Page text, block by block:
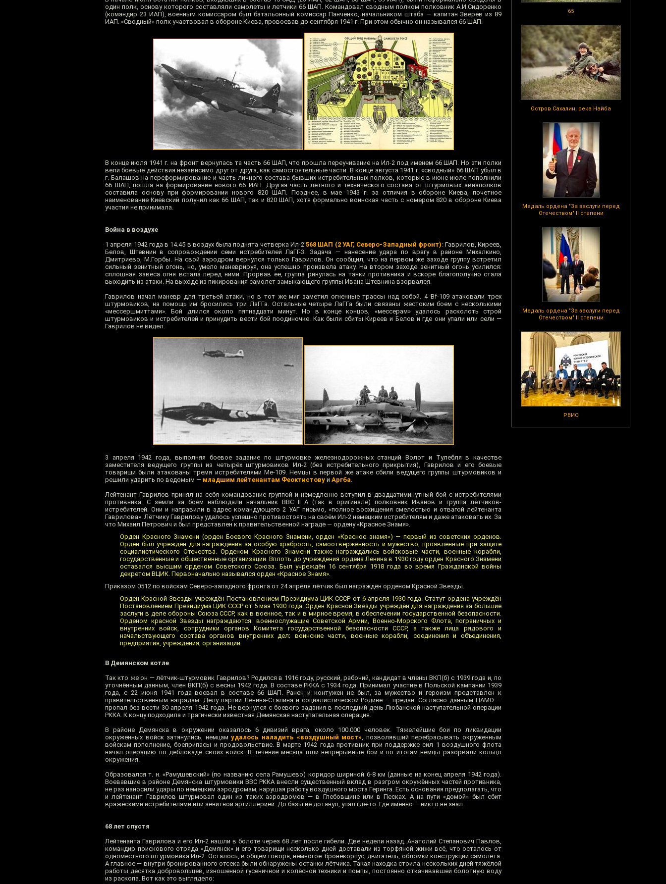
65
Остров Сахалин, река Найба
Медаль ордена "За заслуги перед
Отечеством" II степени
Медаль ордена "За заслуги перед
Отечеством" II степени
РВИО
один полк, основу которого составляли самолеты и летчики 66 ШАП. Командовал сводным полком полковник А.И.Сидоренко
(командир 23 ИАП), военным комиссаром был батальонный комиссар Панченко, начальником штаба — капитан Зверев из 89
ИАП. «Сводный» полк участвовал в обороне Киева, провоевав до сентября 1941 г. При этом обычно он назывался 66 ШАП.
В конце июля 1941 г. на фронт вернулась та часть 66 ШАП, что прошла переучивание на Ил-2 под именем 66 ШАП. Но эти полки
вели боевые действия независимо друг от друга, как самостоятельные части. В конце августа 1941 г. «сводный» 66 ШАП убыл в
г. Балашов на переформирование и часть личного состава бывших истребительных полков, которые в июне-июле пополнили
66 ШАП, пошла на формирование нового 66 ИАП. Другая часть летного и технического состава от штурмовых авиаполков
составила основу при формировании нового 820 ШАП. Позднее, в мае 1943 г. за отличия в обороне Киева, почетное
наименование Киевский получил как 66 ШАП, так и 820 ШАП, хотя формально воинская часть с номером 820 в обороне Киева
участия не принимала.
Война в воздухе
1 апреля 1942 года в 14.45 в воздух была поднята четверка Ил-2568 ШАП (2 УАГ, Северо-Западный фронт) : Гаврилов, Киреев,
Белов, Штевнин в сопровождении семи истребителей ЛаГГ-3. Задача — нанесение удара по врагу в районе Михалкино,
Дмитриево, М.Горбы. На свой аэродром вернулся только Гаврилов. Он сообщил, что на первом же заходе группу встретил
сильный зенитный огонь, но, умело маневрируя, она успешно произвела атаку. На втором заходе зенитный огонь усилился:
сплошная завеса огня встала перед ними. Прорвав ее, группа ринулась на танки противника и вскоре благополучно стала
выходить из атаки. На выходе из пикирования самолет замыкающего группы Ивана Штевнина взорвался.
Гаврилов начал маневр для третьей атаки, но в тот же миг заметил огненные трассы над собой. 4 Bf-109 атаковали трех
штурмовиков, на помощь им бросились три ЛаГГа. Остальные четыре ЛаГГа были связаны жестоким боем с несколькими
«мессершмиттами». Бой длился около пятнадцати минут. Но в конце концов, «мессерам» удалось расколоть строй
штурмовиков и истребителей и принудить вести бой поодиночке. Как были сбиты Киреев и Белов и где они упали или сели —
Гаврилов не видел.
3 апреля 1942 года, выполняя боевое задание по штурмовке железнодорожных станций Волот и Тулебля в качестве
заместителя ведущего группы из четырёх штурмовиков Ил-2 (без истребительного прикрытия), Гаврилов и его боевые
товарищи были атакованы тремя истребителями Me-109. Немцы в первой же атаке сбили ведущего группы штурмовиков и
решили ударить по ведомым — младшим лейтенантам Феоктистову и Аргба.
Лейтенант Гаврилов принял на себя командование группой и немедленно вступил в двадцатиминутный бой с истребителями
противника. С земли за боем наблюдали начальник ВВС II A (так в оригинале) полковник Иванов и группа лётчиков-
истребителей. Они и направили в адрес командующего 2 УАГ письмо, «полное восхищения смелостью и отвагой лейтенанта
Гаврилова». Лётчику Гаврилову удалось успешно противостоять на своём Ил-2 немецким истребителям и даже атаковать их. За
что Михаил Петрович и был представлен к правительственной награде — ордену «Красное Знамя».
Орден Красного Знамени (орден Боевого Красного Знамени, орден «Красное знамя») — первый из советских орденов.
Орден был учреждён для награждения за особую храбрость, самоотверженность и мужество, проявленные при защите
социалистического Отечества. Орденом Красного Знамени также награждались войсковые части, военные корабли,
государственные и общественные организации. Вплоть до учреждения ордена Ленина в 1930 году орден Красного Знамени
оставался высшим орденом Советского Союза. Был учреждён 16 сентября 1918 года во время Гражданской войны
декретом ВЦИК. Первоначально назывался орден «Красное Знамя».
Приказом 0512 по войскам Северо-западного фронта от 24 апреля лётчик был награждён орденом Красной Звезды.
Орден Красной Звезды учреждён Постановлением Президиума ЦИК СССР от 6 апреля 1930 года. Статут ордена учреждён
Постановлением Президиума ЦИК СССР от 5 мая 1930 года. Орден Красной Звезды учреждён для награждения за большие
заслуги в деле обороны Союза СССР, как в военное, так и в мирное время, в обеспечении государственной безопасности.
Орденом красной Звезды награждаются: военнослужащие Советской Армии, Военно-Морского Флота, пограничных и
внутренних войск, сотрудники органов Комитета государственной безопасности СССР, а также лица рядового и
начальствующего состава органов внутренних дел; воинские части, военные корабли, соединения и объединения,
предприятия, учреждения, организации.
В Демянском котле
Так кто же он — лётчик-штурмовик Гаврилов? Родился в 1916 году, русский, рабочий, кандидат в члены ВКП(б) с 1939 года и, по
уточнённым данным, член ВКП(б) с весны 1942 года. В составе РККА с 1934 года. Принимал участие в Польской кампании 1939
года, с 22 июня 1941 года воевал в составе 66 ШАП. Ранен и контужен не был, за мужество и героизм представлен к
правительственным наградам. Делу партии Ленина-Сталина и социалистической Родине — предан. Согласно данным ЦАМО —
пропал без вести 30 апреля 1942 года. Не вернулся с боевого задания в последний день Любанской наступательной операции
РККА. К концу подходила и трагически известная Демянская наступательная операция.
В районе Демянска в окружении оказалось 6 дивизий врага, около 100.000 человек. Тяжелейшие бои по ликвидации
окруженных войск затянулись, немцамудалось наладить «воздушный мост», позволявший перебрасывать окруженным
войскам пополнение, боеприпасы и продовольствие. В марте 1942 года противник при поддержке сил 1 воздушного флота
начал операцию по деблокаде своих войск. В течение месяца шли непрерывные бои и по итогам немцы разорвали кольцо
окружения.
Образовался т. н. «Рамушевский» (по названию села Рамушево) коридор шириной 6-8 км (данные на конец апреля 1942 года).
Воевавшие в районе Демянска штурмовики ВВС РККА внесли существенный вклад в разгром окружённых частей противника,
не раз наносили удары по немецким аэродромам, нарушая работу воздушного моста Геринга. Есть основания предполагать, что
и лейтенант Гаврилов штурмовал один из таких аэродромов — в Глебовщине или в Песках. А на пути «домой» был сбит
вражескими истребителями или зенитной артиллерией. До базы не дотянул, упал где-то. Где именно — никто не знал.
68 лет спустя
Лейтенанта Гаврилова и его Ил-2 нашли в болоте через 68 лет после гибели. Две недели назад. Анатолий Степанович Павлов,
командир поискового отряда «Демянск» и его товарищи несколько дней доставали из торфяной жижи всё, что осталось от
одноместного штурмовика Ил-2. Осталось, в общем говоря, немногое: бронекорпус, двигатель, обломки конструкции самолёта.
А главное — внутри бронированного отсека были обнаружены останки лётчика. Такая находка стоила нескольких дней тяжёлой
работы десятка добровольцев, изношенной гусеничной и колёсной техники и помпы, постоянно откачивавшей болотную воду
из раскопа. Вот как это выглядело: